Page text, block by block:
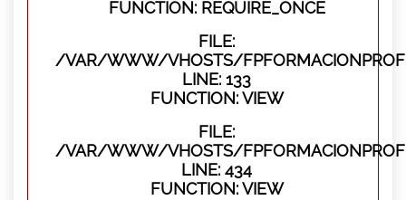
FUNCTION: REQUIRE_ONCE
FILE:
/VAR/WWW/VHOSTS/
LINE: 133
FUNCTION: VIEW
FILE:
/VAR/WWW/VHOSTS/
LINE: 434
FUNCTION: VIEW